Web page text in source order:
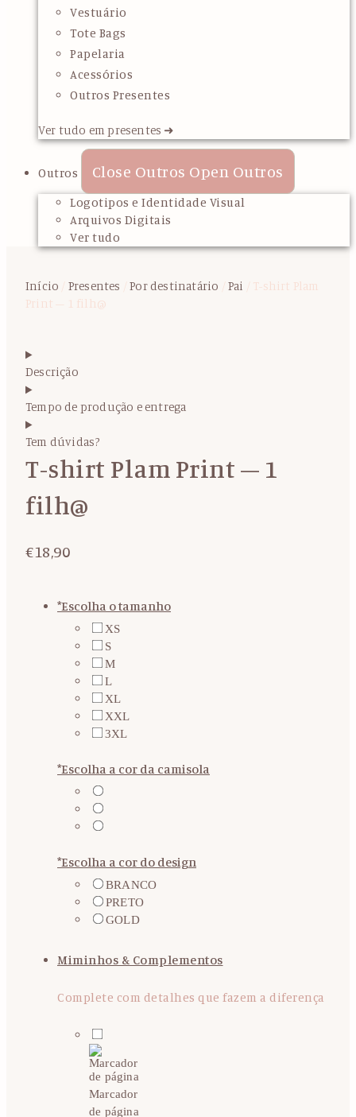
Vestuário
Tote Bags
Papelaria
Acessórios
Outros Presentes
Ver tudo em presentes ➜
Outros Close Outros Open Outros
Logotipos e Identidade Visual
Arquivos Digitais
Ver tudo
Início Presentes /Por destinatário /Pai / T-shirt Plam
Print – 1 filh@
Descrição
Tempo de produção e entrega
Tem dúvidas?
T-shirt Plam Print – 1
filh@
€18,90
*Escolha o tamanho
XS
S
M
L
XL
XXL
3XL
*Escolha a cor da camisola
*Escolha a cor do design
BRANCO
PRETO
GOLD
Miminhos & Complementos
Complete com detalhes que fazem a diferença
Marcador
de página